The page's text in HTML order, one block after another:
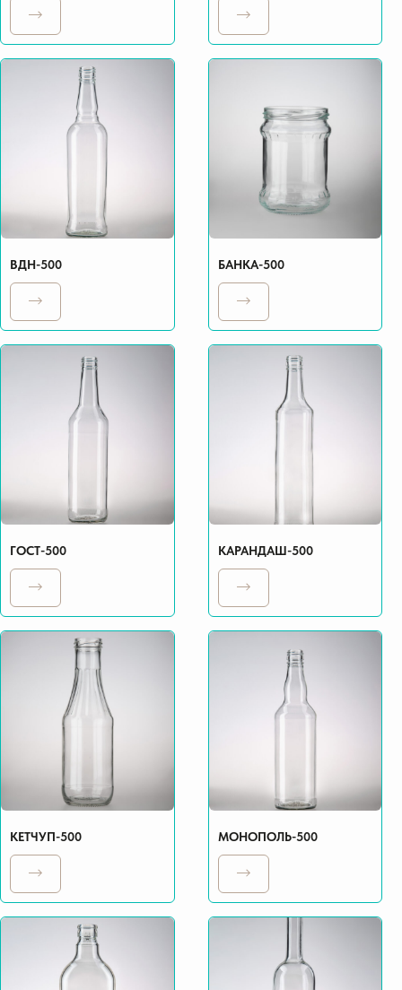
ВДН-500 БАНКА-500
ГОСТ-500 КАРАНДАШ-500
КЕТЧУП-500 МОНОПОЛЬ-500